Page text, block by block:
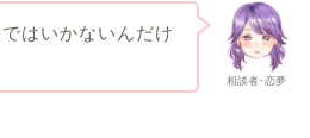
相談者･恋夢
はいかないんだけ